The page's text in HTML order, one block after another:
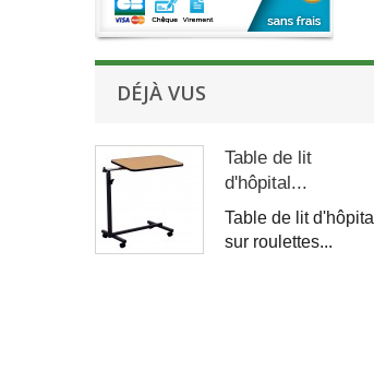
DÉJÀ VUS
Table de lit
d'hôpital...
Table de lit d'hôpital
sur roulettes...